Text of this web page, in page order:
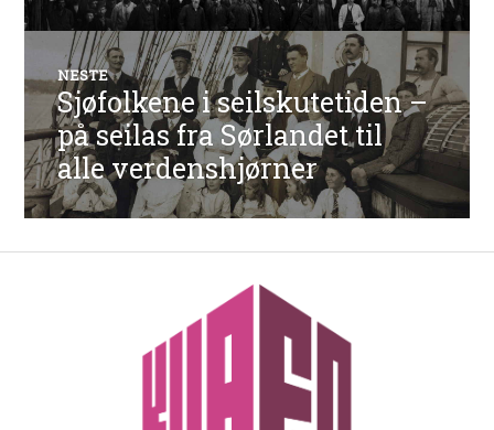
NESTE
Neste
innlegg:
Sjøfolkene i seilskutetiden –
på seilas fra Sørlandet til
alle verdenshjørner